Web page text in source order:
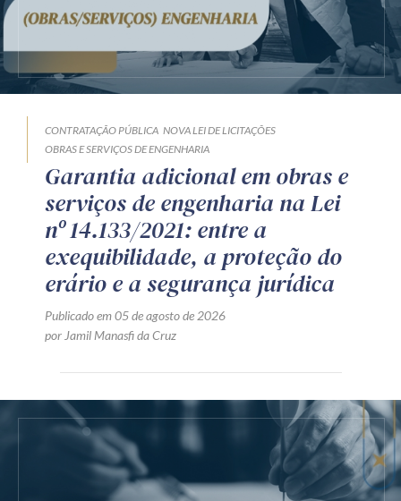
CONTRATAÇÃO PÚBLICA NOVA LEI DE LICITAÇÕES
OBRAS E SERVIÇOS DE ENGENHARIA
Garantia adicional em obras e
serviços de engenharia na Lei
nº 14.133/2021: entre a
exequibilidade, a proteção do
erário e a segurança jurídica
Publicado em 05 de agosto de 2026
por Jamil Manasfi da Cruz